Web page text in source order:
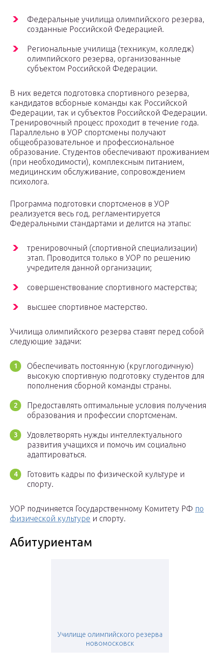
Федеральные училища олимпийского резерва,
созданные Российской Федерацией.
Региональные училища (техникум, колледж)
олимпийского резерва, организованные
субъектом Российской Федерации.
В них ведется подготовка спортивного резерва,
кандидатов всборные команды как Российской
Федерации, так и субъектов Российской Федерации.
Тренировочный процесс проходит в течение года.
Параллельно в УОР спортсмены получают
общеобразовательное и профессиональное
образование. Студентов обеспечивают проживанием
(при необходимости), комплексным питанием,
медицинским обслуживание, сопровождением
психолога.
Программа подготовки спортсменов в УОР
реализуется весь год, регламентируется
Федеральными стандартами и делится на этапы:
тренировочный (спортивной специализации)
этап. Проводится только в УОР по решению
учредителя данной организации;
совершенствование спортивного мастерства;
высшее спортивное мастерство.
Училища олимпийского резерва ставят перед собой
следующие задачи:
Обеспечивать постоянную (круглогодичную)
высокую спортивную подготовку студентов для
пополнения сборной команды страны.
Предоставлять оптимальные условия получения
образования и профессии спортсменам.
Удовлетворять нужды интеллектуального
развития учащихся и помочь им социально
адаптироваться.
Готовить кадры по физической культуре и
спорту.
УОР подчиняется Государственному Комитету РФ по
физической культуре и спорту.
Абитуриентам
Училище олимпийского резерва
новомосковск